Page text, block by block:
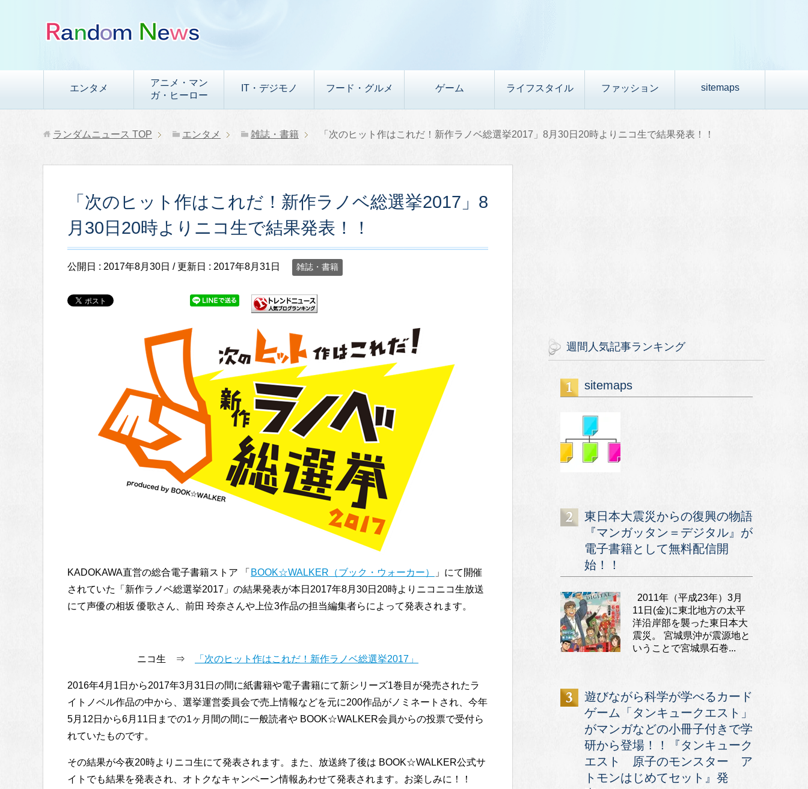
エンタメ
アニメ・マン
ガ・ヒーロー
IT・デジモノ フード・グルメ ゲーム ライフスタイル ファッション sitemaps
ランダムニュース TOP エンタメ 雑誌・書籍 「次のヒット作はこれだ！新作ラノベ総選挙2017」8月30日20時よりニコ生で結果発表！！
「次のヒット作はこれだ！新作ラノベ総選挙2017」8
月30日20時よりニコ生で結果発表！！
公開日 : 2017年8月30日 / 更新日 : 2017年8月31日 雑誌・書籍
KADOKAWA直営の総合電子書籍ストア 「 BOOK☆WALKER（ブック・ウォーカー）
」にて開催
されていた「新作ラノベ総選挙2017」の結果発表が本日2017年8月30日20時よりニコニコ生放送
にて声優の相坂 優歌さん、前田 玲奈さんや上位3作品の担当編集者らによって発表されます。
ニコ生 ⇒ 「次のヒット作はこれだ！新作ラノベ総選挙2017」
2016年4月1日から2017年3月31日の間に紙書籍や電子書籍にて新シリーズ1巻目が発売されたラ
イトノベル作品の中から、選挙運営委員会で売上情報などを元に200作品がノミネートされ、今年
5月12日から6月11日までの1ヶ月間の間に一般読者や BOOK☆WALKER会員からの投票で受付ら
れていたものです。
その結果が今夜20時よりニコ生にて発表されます。また、放送終了後は BOOK☆WALKER公式サ
イトでも結果を発表され、オトクなキャンペーン情報あわせて発表されます。お楽しみに！！
週間人気記事ランキング
sitemaps
東日本大震災からの復興の物語
『マンガッタン＝デジタル』が
電子書籍として無料配信開
始！！
2011年（平成23年）3月
11日(金)に東北地方の太平
洋沿岸部を襲った東日本大
震災。 宮城県沖が震源地と
いうことで宮城県石巻...
遊びながら科学が学べるカード
ゲーム「タンキュークエスト」
がマンガなどの小冊子付きで学
研から登場！！『タンキューク
エスト 原子のモンスター ア
トモンはじめてセット』発